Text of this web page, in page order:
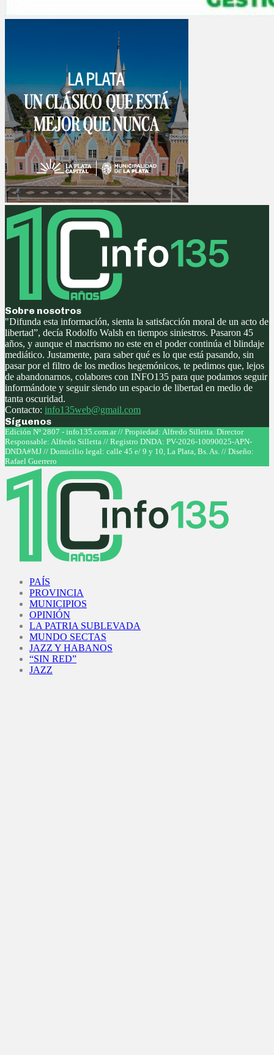
Sobre nosotros
"Difunda esta información, sienta la satisfacción moral de un acto de
libertad”, decía Rodolfo Walsh en tiempos siniestros. Pasaron 45
años, y aunque el macrismo no este en el poder continúa el blindaje
mediático. Justamente, para saber qué es lo que está pasando, sin
pasar por el filtro de los medios hegemónicos, te pedimos que, lejos
de abandonarnos, colabores con INFO135 para que podamos seguir
informándote y seguir siendo un espacio de libertad en medio de
tanta oscuridad.
Contacto: info135web@gmail.com
Síguenos
Facebook
Twitter
Instagram
Youtube
Edición Nº 2807 - info135.com.ar // Propiedad: Alfredo Silletta. Director
Responsable: Alfredo Silletta // Registro DNDA: PV-2026-10090025-APN-
DNDA#MJ // Domicilio legal: calle 45 e/ 9 y 10, La Plata, Bs. As. // Diseño:
Rafael Guerrero
PAÍS
PROVINCIA
MUNICIPIOS
OPINIÓN
LA PATRIA SUBLEVADA
MUNDO SECTAS
JAZZ Y HABANOS
“SIN RED”
JAZZ